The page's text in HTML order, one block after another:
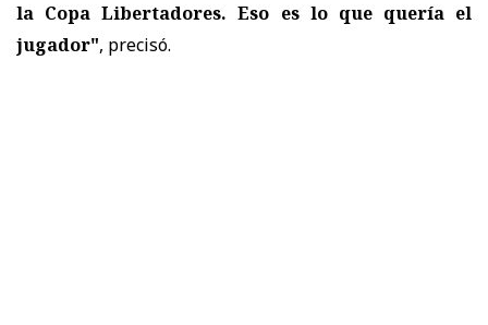
la Copa Libertadores. Eso es lo que quería el
jugador", precisó.